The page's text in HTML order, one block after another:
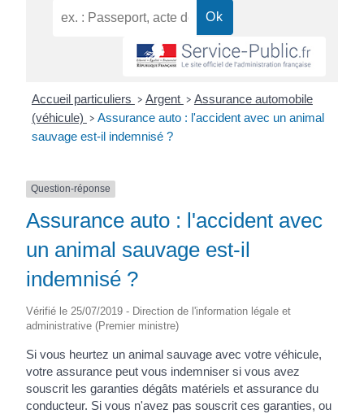
Accueil particuliers > Argent > Assurance automobile
(véhicule) > Assurance auto : l'accident avec un animal
sauvage est-il indemnisé ?
Question-réponse
Assurance auto : l'accident avec
un animal sauvage est-il
indemnisé ?
Vérifié le 25/07/2019 - Direction de l'information légale et
administrative (Premier ministre)
Si vous heurtez un animal sauvage avec votre véhicule,
votre assurance peut vous indemniser si vous avez
souscrit les garanties dégâts matériels et assurance du
conducteur. Si vous n'avez pas souscrit ces garanties, ou